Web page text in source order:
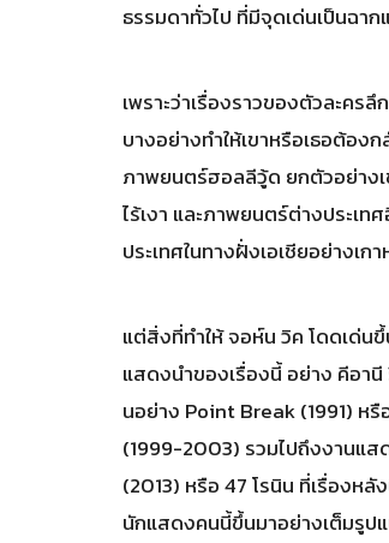
ธรรมดาทั่วไป ที่มีจุดเด่นเป็นฉ
เพราะว่าเรื่องราวของตัวละค
บางอย่างทำให้เขาหรือเธอต้อง
ภาพยนตร์ฮอลลีวู้ด ยกตัวอย่าง
ไร้เงา และภาพยนตร์ต่างประเ
ประเทศในทางฝั่งเอเชียอย่างเก
แต่สิ่งที่ทำให้ จอห์น วิค โดดเด่น
แสดงนำของเรื่องนี้ อย่าง คีอา
นอย่าง Point Break (1991) ห
(1999-2003) รวมไปถึงงานแ
(2013) หรือ 47 โรนิน ที่เรื่องห
นักแสดงคนนี้ขึ้นมาอย่างเต็มรูป